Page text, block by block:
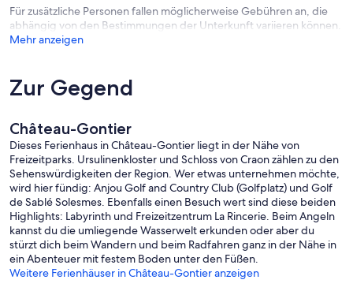
Für zusätzliche Personen fallen möglicherweise Gebühren an, die
abhängig von den Bestimmungen der Unterkunft variieren können.
Mehr anzeigen
Zur Gegend
Château-Gontier
Dieses Ferienhaus in Château-Gontier liegt in der Nähe von
Freizeitparks. Ursulinenkloster und Schloss von Craon zählen zu den
Sehenswürdigkeiten der Region. Wer etwas unternehmen möchte,
wird hier fündig: Anjou Golf and Country Club (Golfplatz) und Golf
de Sablé Solesmes. Ebenfalls einen Besuch wert sind diese beiden
Highlights: Labyrinth und Freizeitzentrum La Rincerie. Beim Angeln
kannst du die umliegende Wasserwelt erkunden oder aber du
stürzt dich beim Wandern und beim Radfahren ganz in der Nähe in
ein Abenteuer mit festem Boden unter den Füßen.
Weitere Ferienhäuser in Château-Gontier anzeigen